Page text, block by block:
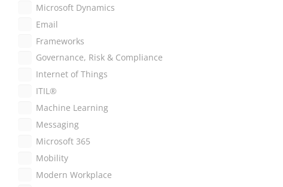
Microsoft Dynamics
Email
Frameworks
Governance, Risk & Compliance
Internet of Things
ITIL®
Machine Learning
Messaging
Microsoft 365
Mobility
Modern Workplace